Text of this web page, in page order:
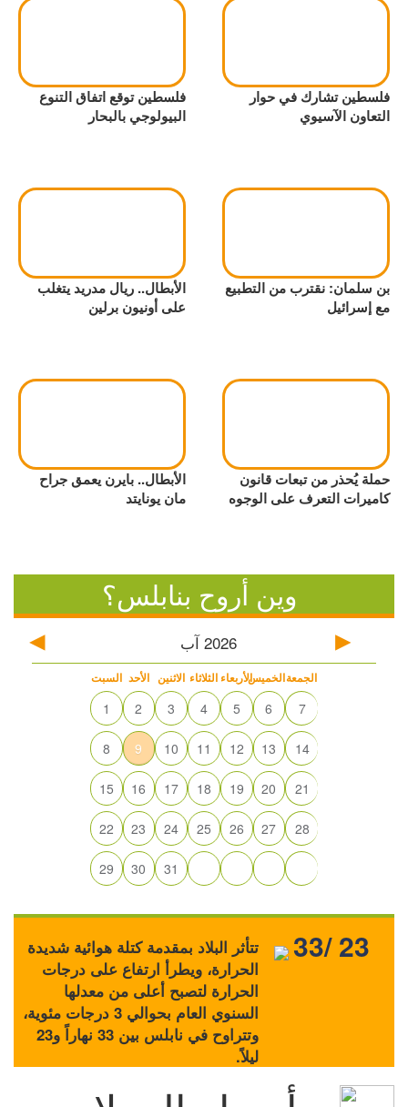
فلسطين تشارك في حوار
التعاون الآسيوي
فلسطين توقع اتفاق التنوع
البيولوجي بالبحار
بن سلمان: نقترب من التطبيع
مع إسرائيل
الأبطال.. ريال مدريد يتغلب
على أونيون برلين
حملة يُحذر من تبعات قانون
كاميرات التعرف على الوجوه
الأبطال.. بايرن يعمق جراح
مان يونايتد
وين أروح بنابلس؟
2026 آب
السبت الأحد الاثنين الثلاثاء الأربعاءالخميسالجمعة
1 2 3 4 5 6 7
8 9 10 11 12 13 14
15 16 17 18 19 20 21
22 23 24 25 26 27 28
29 30 31
تتأثر البلاد بمقدمة كتلة هوائية شديدة
الحرارة، ويطرأ ارتفاع على درجات
الحرارة لتصبح أعلى من معدلها
السنوي العام بحوالي 3 درجات مئوية،
وتتراوح في نابلس بين 33 نهاراً و23
ليلاً.
33/ 23